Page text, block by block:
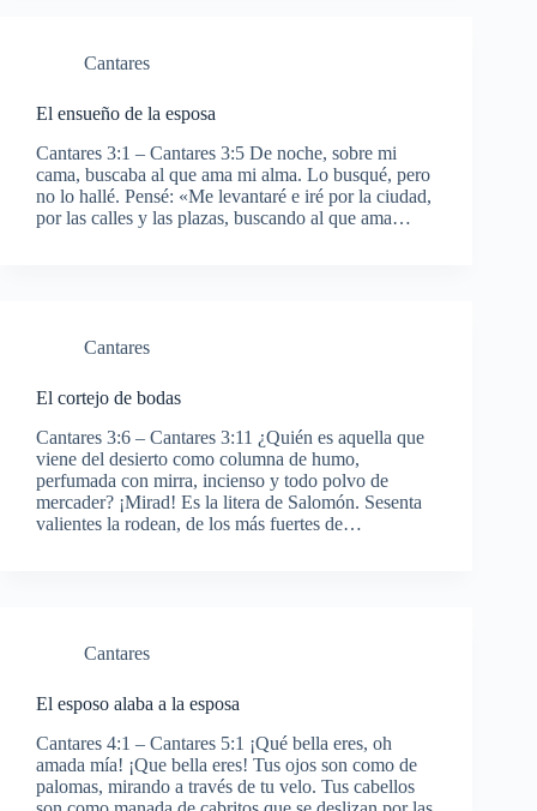
Cantares
El ensueño de la esposa
Cantares 3:1 – Cantares 3:5 De noche, sobre mi
cama, buscaba al que ama mi alma. Lo busqué, pero
no lo hallé. Pensé: «Me levantaré e iré por la ciudad,
por las calles y las plazas, buscando al que ama…
Cantares
El cortejo de bodas
Cantares 3:6 – Cantares 3:11 ¿Quién es aquella que
viene del desierto como columna de humo,
perfumada con mirra, incienso y todo polvo de
mercader? ¡Mirad! Es la litera de Salomón. Sesenta
valientes la rodean, de los más fuertes de…
Cantares
El esposo alaba a la esposa
Cantares 4:1 – Cantares 5:1 ¡Qué bella eres, oh
amada mía! ¡Que bella eres! Tus ojos son como de
palomas, mirando a través de tu velo. Tus cabellos